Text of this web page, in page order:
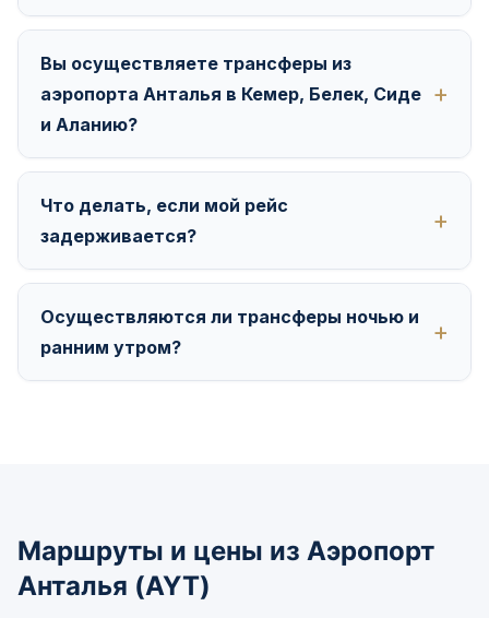
Вы осуществляете трансферы из
аэропорта Анталья в Кемер, Белек, Сиде
и Аланию?
Что делать, если мой рейс
задерживается?
Осуществляются ли трансферы ночью и
ранним утром?
Маршруты и цены из Аэропорт
Анталья (AYT)